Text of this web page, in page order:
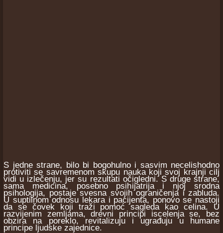
S jedne strane, bilo bi bogohulno i sasvim necelishodno
protiviti se savremenom skupu nauka koji svoj krajnji cilj
vidi u izlečenju, jer su rezultati očigledni. S druge strane,
sama medicina, posebno psihijatrija i njoj srodna
psihologija, postaje svesna svojih ograničenja i zabluda.
U suptilnom odnosu lekara i pacijenta, ponovo se nastoji
da se čovek koji traži pomoć sagleda kao celina. U
razvijenim zemljama, drevni principi iscelenja se, bez
obzira na poreklo, revitalizuju i ugrađuju u humane
principe ljudske zajednice.